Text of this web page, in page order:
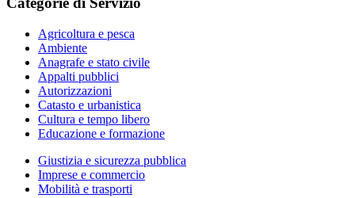
Agricoltura e pesca
Ambiente
Anagrafe e stato civile
Appalti pubblici
Autorizzazioni
Catasto e urbanistica
Cultura e tempo libero
Educazione e formazione
Giustizia e sicurezza pubblica
Imprese e commercio
Mobilità e trasporti